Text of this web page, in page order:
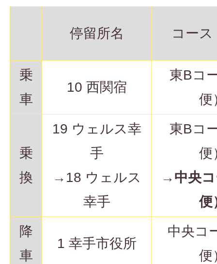
停留所名 コー
乗
車
10 西関宿
東Bコ
便
乗
換
19 ウェルス幸
手
→18 ウェルス
幸手
東Bコ
便
→中央
便
降
車
1 幸手市役所
中央コ
便